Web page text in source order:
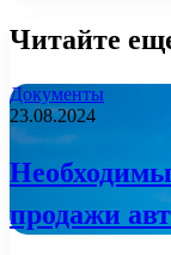
Читайте
Документы
23.08.2024
продажи